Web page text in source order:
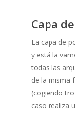
Capa
La capa de
y está la
todas las
de la misma
(cogiendo
caso realiza